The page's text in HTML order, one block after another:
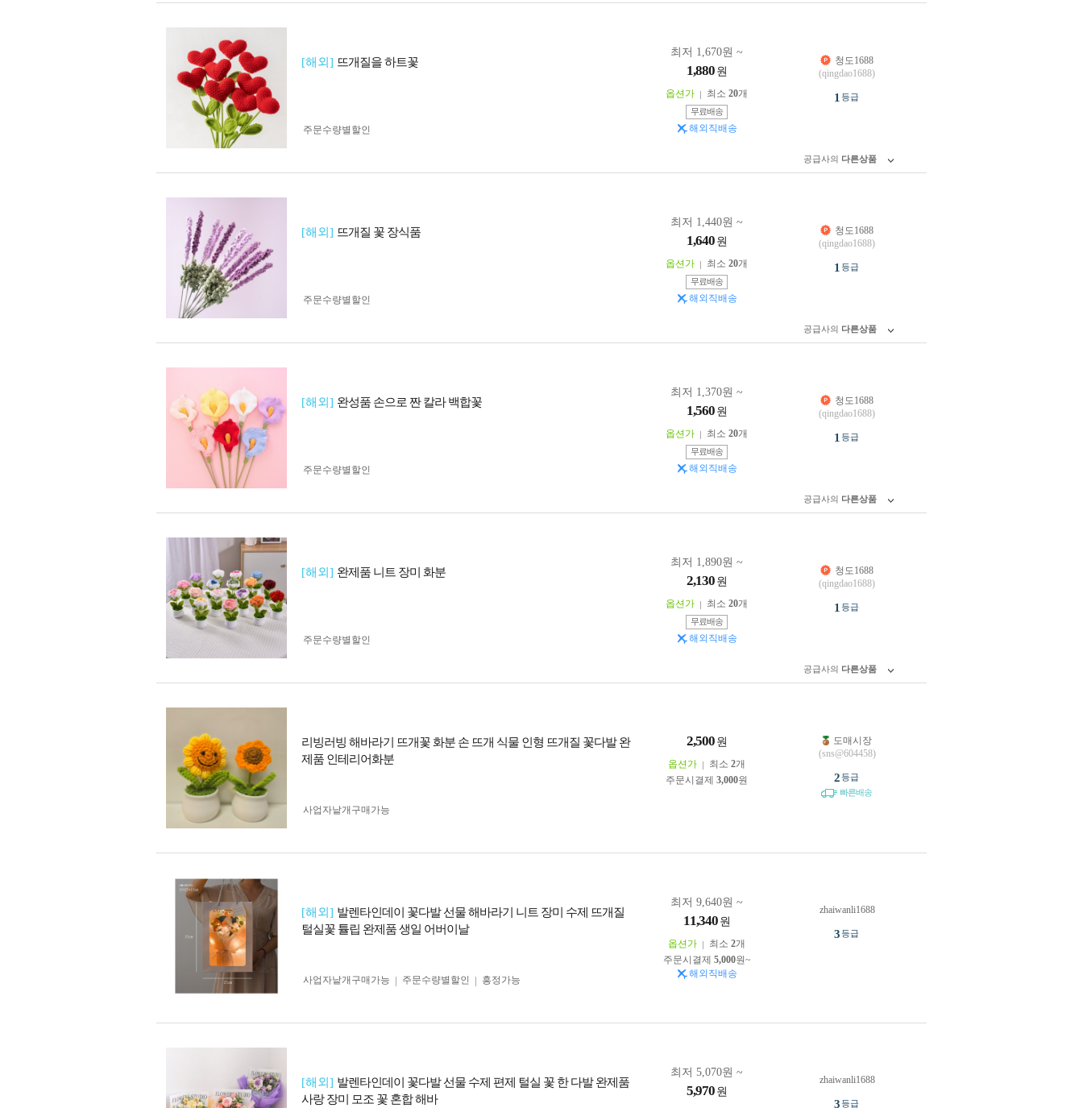
[해외] 뜨개질을 하트꽃
최저 1,670원 ~
1,880 원
옵션가 최소 20개
무료배송
해외직배송
주문수량별할인
청도1688
(qingdao1688)
1 등급
공급사의 다른상품
[해외] 뜨개질 꽃 장식품
최저 1,440원 ~
1,640 원
옵션가 최소 20개
무료배송
해외직배송
주문수량별할인
청도1688
(qingdao1688)
1 등급
공급사의 다른상품
[해외] 완성품 손으로 짠 칼라 백합꽃
최저 1,370원 ~
1,560 원
옵션가 최소 20개
무료배송
해외직배송
주문수량별할인
청도1688
(qingdao1688)
1 등급
공급사의 다른상품
[해외] 완제품 니트 장미 화분
최저 1,890원 ~
2,130 원
옵션가 최소 20개
무료배송
해외직배송
주문수량별할인
청도1688
(qingdao1688)
1 등급
공급사의 다른상품
리빙러빙 해바라기 뜨개꽃 화분 손 뜨개 식물 인형 뜨개질 꽃다발 완
제품 인테리어화분
2,500 원
옵션가 최소 2개
주문시결제 3,000원
사업자 낱개구매가능
도매시장
(sns@604458)
2등급
빠른배송
[해외] 발렌타인데이 꽃다발 선물 해바라기 니트 장미 수제 뜨개질
털실꽃 튤립 완제품 생일 어버이날
최저 9,640원 ~
11,340 원
옵션가 최소 2개
주문시결제 5,000원~
해외직배송
사업자 낱개구매가능 주문수량별할인 흥정가능
zhaiwanli1688
3등급
[해외] 발렌타인데이 꽃다발 선물 수제 편제 털실 꽃 한 다발 완제품
사랑 장미 모조 꽃 혼합 해바
최저 5,070원 ~
5,970 원
zhaiwanli1688
3등급